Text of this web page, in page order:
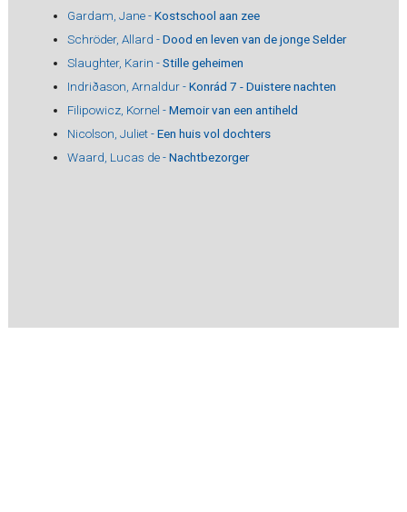
Gardam, Jane -Kostschool aan zee
Schröder, Allard -Dood en leven van de jonge Selder
Slaughter, Karin -Stille geheimen
Indriðason, Arnaldur -Konrád 7 - Duistere nachten
Filipowicz, Kornel -Memoir van een antiheld
Nicolson, Juliet -Een huis vol dochters
Waard, Lucas de -Nachtbezorger